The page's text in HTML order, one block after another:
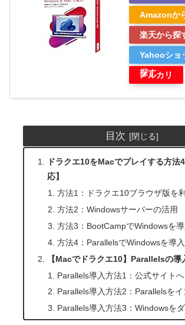
Amazonか
楽天から探
Yahooショ
探す
メルカリ
目次
ドラクエ10をMacでプレイする方法
応】
方法1：ドラクエ10ブラウザ版を
方法2：Windowsサーバーの活用
方法3：BootCampでWindowsを導
方法4：ParallelsでWindowsを導入
【Macでドラクエ10】Parallelsの導
Parallels導入方法1：公式サイト
Parallels導入方法2：Parallelsを
Parallels導入方法3：Windowsを